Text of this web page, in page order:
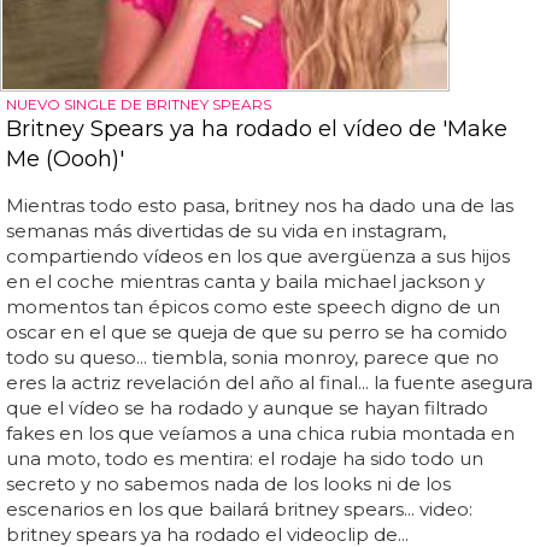
NUEVO SINGLE DE BRITNEY SPEARS
Britney Spears ya ha rodado el vídeo de 'Make
Me (Oooh)'
Mientras todo esto pasa, britney nos ha dado una de las
semanas más divertidas de su vida en instagram,
compartiendo vídeos en los que avergüenza a sus hijos
en el coche mientras canta y baila michael jackson y
momentos tan épicos como este speech digno de un
oscar en el que se queja de que su perro se ha comido
todo su queso... tiembla, sonia monroy, parece que no
eres la actriz revelación del año al final... la fuente asegura
que el vídeo se ha rodado y aunque se hayan filtrado
fakes en los que veíamos a una chica rubia montada en
una moto, todo es mentira: el rodaje ha sido todo un
secreto y no sabemos nada de los looks ni de los
escenarios en los que bailará britney spears... video:
britney spears ya ha rodado el videoclip de...